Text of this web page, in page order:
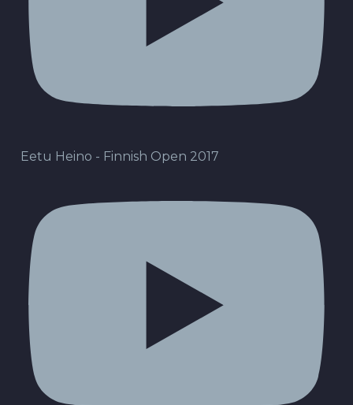
Eetu Heino - Finnish Open 2017